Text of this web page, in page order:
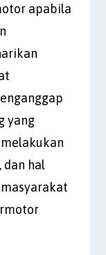
apabila
yang
dan hal